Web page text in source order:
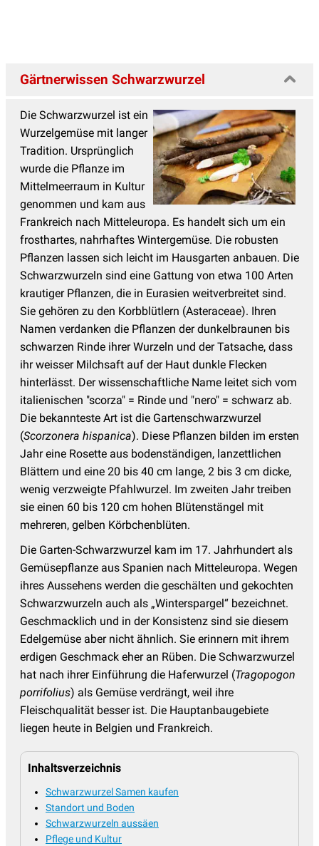
Melonen Samen(10)
Minigemüse für Balkon und Terrasse(21)
Okra Samen(4)
Paprika Samen(18)
Pastinaken Samen(7)
Petersilie Samen(5)
Physalis Samen(6)
Radieschen Samen (15)
Rasensamen (2)
Rettich(12)
Ringelblume(12)
Rote Bete Samen (12)
Saatkartoffeln (3)
Salate Samen(90)
Schnittlauchsamen(5)
Schwarzwurzel(2)
Sellerie Samen(5)
Sonstige Hülsenfrüchte
Spinat Samen(8)
Tomatensamen (91)
Tomatillo Samen(3)
Wintergemüse Samen(20)
Wurzel- und Knollengemüse (61)
Wurzelpetersilie(3)
Zucchetti Samen
(14)
Zwiebel Samen(12)
Gärtnerwissen Schwarzwurzel
Die Schwarzwurzel ist ein
Wurzelgemüse mit langer
Tradition. Ursprünglich
wurde die Pflanze im
Mittelmeerraum in Kultur
genommen und kam aus
Frankreich nach Mitteleuropa. Es handelt sich um ein
frosthartes, nahrhaftes Wintergemüse. Die robusten
Pflanzen lassen sich leicht im Hausgarten anbauen. Die
Schwarzwurzeln sind eine Gattung von etwa 100 Arten
krautiger Pflanzen, die in Eurasien weitverbreitet sind.
Sie gehören zu den Korbblütlern (Asteraceae). Ihren
Namen verdanken die Pflanzen der dunkelbraunen bis
schwarzen Rinde ihrer Wurzeln und der Tatsache, dass
ihr weisser Milchsaft auf der Haut dunkle Flecken
hinterlässt. Der wissenschaftliche Name leitet sich vom
italienischen "scorza" = Rinde und "nero" = schwarz ab.
Die bekannteste Art ist die Gartenschwarzwurzel
(Scorzonera hispanica). Diese Pflanzen bilden im ersten
Jahr eine Rosette aus bodenständigen, lanzettlichen
Blättern und eine 20 bis 40 cm lange, 2 bis 3 cm dicke,
wenig verzweigte Pfahlwurzel. Im zweiten Jahr treiben
sie einen 60 bis 120 cm hohen Blütenstängel mit
mehreren, gelben Körbchenblüten.
Die Garten-Schwarzwurzel kam im 17. Jahrhundert als
Gemüsepflanze aus Spanien nach Mitteleuropa. Wegen
ihres Aussehens werden die geschälten und gekochten
Schwarzwurzeln auch als „Winterspargel“ bezeichnet.
Geschmacklich und in der Konsistenz sind sie diesem
Edelgemüse aber nicht ähnlich. Sie erinnern mit ihrem
erdigen Geschmack eher an Rüben. Die Schwarzwurzel
hat nach ihrer Einführung die Haferwurzel (Tragopogon
porrifolius) als Gemüse verdrängt, weil ihre
Fleischqualität besser ist. Die Hauptanbaugebiete
liegen heute in Belgien und Frankreich.
Inhaltsverzeichnis
Schwarzwurzel Samen kaufen
Standort und Boden
Schwarzwurzeln aussäen
Pflege und Kultur